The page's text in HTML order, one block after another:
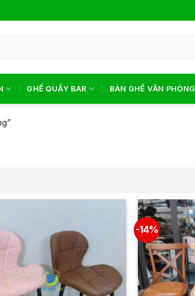
GHẾ QUẦY BAR BÀN GHẾ VĂN PHÒNG
-14%